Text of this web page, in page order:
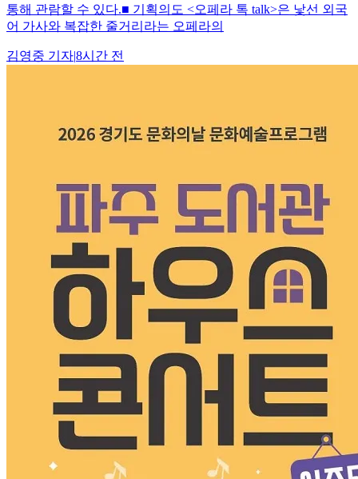
통해 관람할 수 있다.■ 기획의도 <오페라 톡 talk>은 낯선 외국
어 가사와 복잡한 줄거리라는 오페라의
김영중 기자|8시간 전